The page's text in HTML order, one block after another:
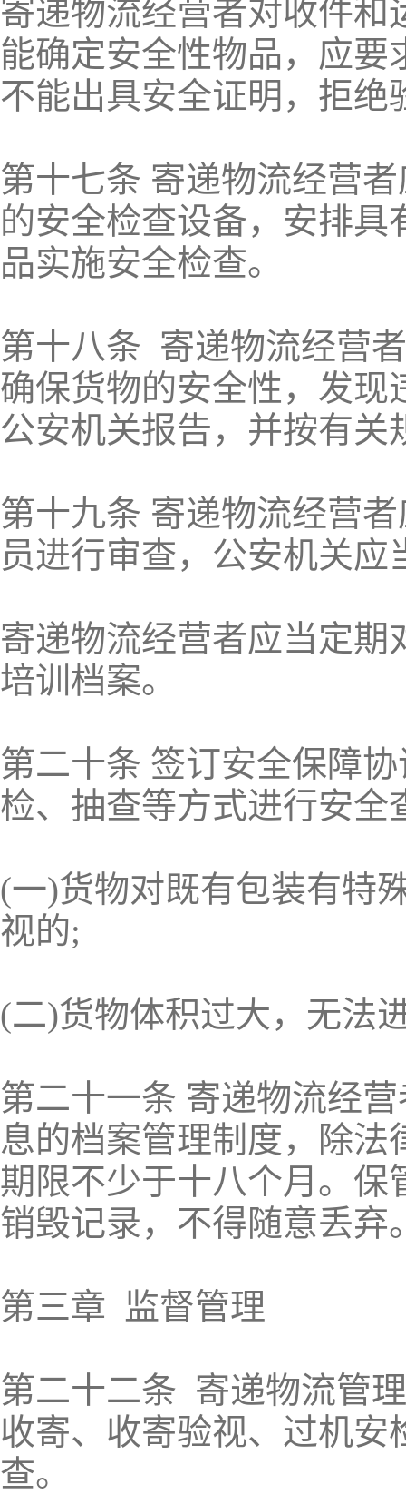
寄递物流经营者对收件
能确定安全性物品，应
不能出具安全证明，拒
第十七条 寄递物流经营
的安全检查设备，安排
品实施安全检查。
第十八条 寄递物流经营
确保货物的安全性，发现
公安机关报告，并按有关
第十九条 寄递物流经营
员进行审查，公安机关
寄递物流经营者应当定
培训档案。
第二十条 签订安全保障
检、抽查等方式进行安全
(一)货物对既有包装有特
视的;
(二)货物体积过大，无法
第二十一条 寄递物流经
息的档案管理制度，除
期限不少于十八个月。保
销毁记录，不得随意丢弃
第三章 监督管理
第二十二条 寄递物流管
收寄、收寄验视、过机
查。